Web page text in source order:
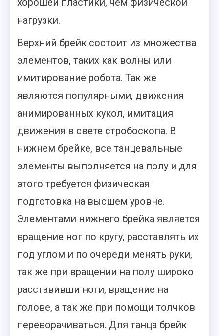
хорошей пластики, чем физической
нагрузки.
Верхний брейк состоит из множества
элементов, таких как волны или
имитирование робота. Так же
являются популярными, движения
анимированных кукол, имитация
движения в свете стробоскопа. В
нижнем брейке, все танцевальные
элементы выполняется на полу и для
этого требуется физическая
подготовка на высшем уровне.
Элементами нижнего брейка является
вращение ног по кругу, расставлять их
под углом и по очереди менять руки,
так же при вращении на полу широко
расставивши ноги, вращение на
голове, а так же при помощи толчков
переворачиваться. Для танца брейк